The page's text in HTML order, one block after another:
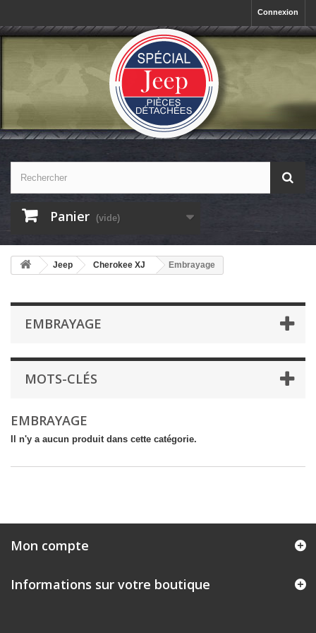
Connexion
Panier (vide)
Jeep Cherokee XJ Embrayage
EMBRAYAGE
MOTS-CLÉS
EMBRAYAGE
Il n'y a aucun produit dans cette catégorie.
Mon compte
Informations sur votre boutique